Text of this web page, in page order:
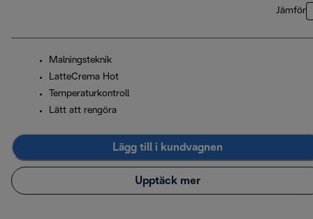
Jämför
Malningsteknik
LatteCrema Hot
Temperaturkontroll
Lätt att rengöra
Lägg till i kundvagnen
Upptäck mer